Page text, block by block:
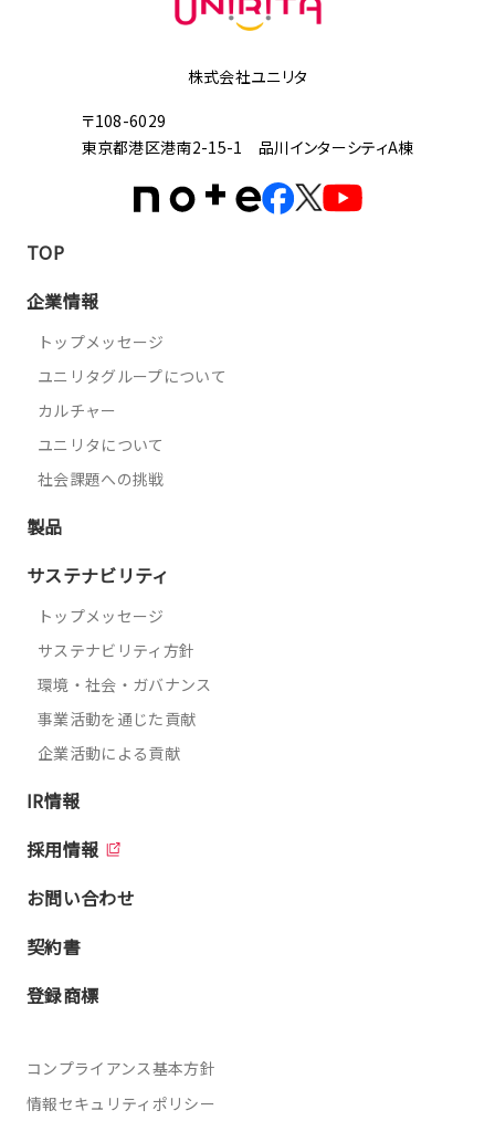
株式会社ユニリタ
〒108-6029
東京都港区港南2-15-1 品川インターシティA棟
TOP
企業情報
トップメッセージ
ユニリタグループについて
カルチャー
ユニリタについて
社会課題への挑戦
製品
サステナビリティ
トップメッセージ
サステナビリティ方針
環境・社会・ガバナンス
事業活動を通じた貢献
企業活動による貢献
IR情報
採用情報
お問い合わせ
契約書
登録商標
コンプライアンス基本方針
情報セキュリティポリシー